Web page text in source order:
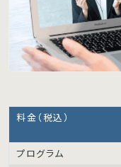
料金（税込）
プログラム